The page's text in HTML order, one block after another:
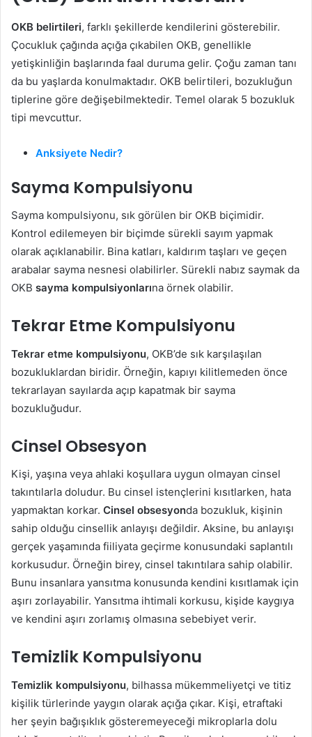
OKB belirtileri, farklı şekillerde kendilerini gösterebilir.
Çocukluk çağında açığa çıkabilen OKB, genellikle
yetişkinliğin başlarında faal duruma gelir. Çoğu zaman tanı
da bu yaşlarda konulmaktadır. OKB belirtileri, bozukluğun
tiplerine göre değişebilmektedir. Temel olarak 5 bozukluk
tipi mevcuttur.
Anksiyete Nedir?
Sayma Kompulsiyonu
Sayma kompulsiyonu, sık görülen bir OKB biçimidir.
Kontrol edilemeyen bir biçimde sürekli sayım yapmak
olarak açıklanabilir. Bina katları, kaldırım taşları ve geçen
arabalar sayma nesnesi olabilirler. Sürekli nabız saymak da
OKB sayma kompulsiyonlarına örnek olabilir.
Tekrar Etme Kompulsiyonu
Tekrar etme kompulsiyonu, OKB’de sık karşılaşılan
bozukluklardan biridir. Örneğin, kapıyı kilitlemeden önce
tekrarlayan sayılarda açıp kapatmak bir sayma
bozukluğudur.
Cinsel Obsesyon
Kişi, yaşına veya ahlaki koşullara uygun olmayan cinsel
takıntılarla doludur. Bu cinsel istençlerini kısıtlarken, hata
yapmaktan korkar. Cinsel obsesyonda bozukluk, kişinin
sahip olduğu cinsellik anlayışı değildir. Aksine, bu anlayışı
gerçek yaşamında fiiliyata geçirme konusundaki saplantılı
korkusudur. Örneğin birey, cinsel takıntılara sahip olabilir.
Bunu insanlara yansıtma konusunda kendini kısıtlamak için
aşırı zorlayabilir. Yansıtma ihtimali korkusu, kişide kaygıya
ve kendini aşırı zorlamış olmasına sebebiyet verir.
Temizlik Kompulsiyonu
Temizlik kompulsiyonu, bilhassa mükemmeliyetçi ve titiz
kişilik türlerinde yaygın olarak açığa çıkar. Kişi, etraftaki
her şeyin bağışıklık gösteremeyeceği mikroplarla dolu